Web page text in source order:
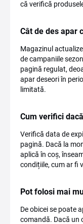
că verifică
Cât de des apar
Magazinul
de campaniile
pagină regulat,
apar deseori în
limitată.
Cum verifici
Verifică data de
pagină. Dacă la
aplică în coș,
condițiile, cum ar fi
Pot folosi mai
De obicei se poate
comandă. Dacă un